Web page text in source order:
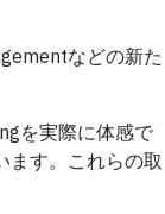
などの新た
を実際に体感で
ます。これらの取